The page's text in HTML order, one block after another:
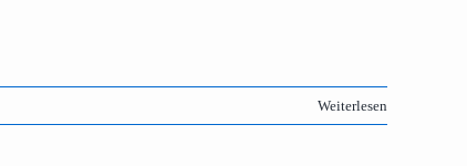
Weiterlesen